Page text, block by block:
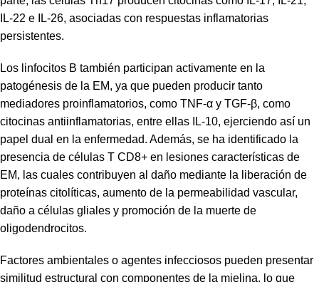
IL-22 e IL-26, asociadas con respuestas inflamatorias
persistentes.
Los linfocitos B también participan activamente en la
patogénesis de la EM, ya que pueden producir tanto
mediadores proinflamatorios, como TNF-α y TGF-β, como
citocinas antiinflamatorias, entre ellas IL-10, ejerciendo así un
papel dual en la enfermedad. Además, se ha identificado la
presencia de células T CD8+ en lesiones características de
EM, las cuales contribuyen al daño mediante la liberación de
proteínas citolíticas, aumento de la permeabilidad vascular,
daño a células gliales y promoción de la muerte de
oligodendrocitos.
Factores ambientales o agentes infecciosos pueden presentar
similitud estructural con componentes de la mielina, lo que